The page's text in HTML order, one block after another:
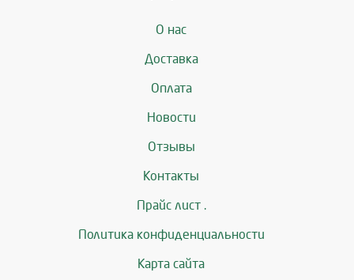
О нас
Доставка
Оплата
Новости
Отзывы
Контакты
Прайс лист .
Политика конфиденциальности
Карта сайта